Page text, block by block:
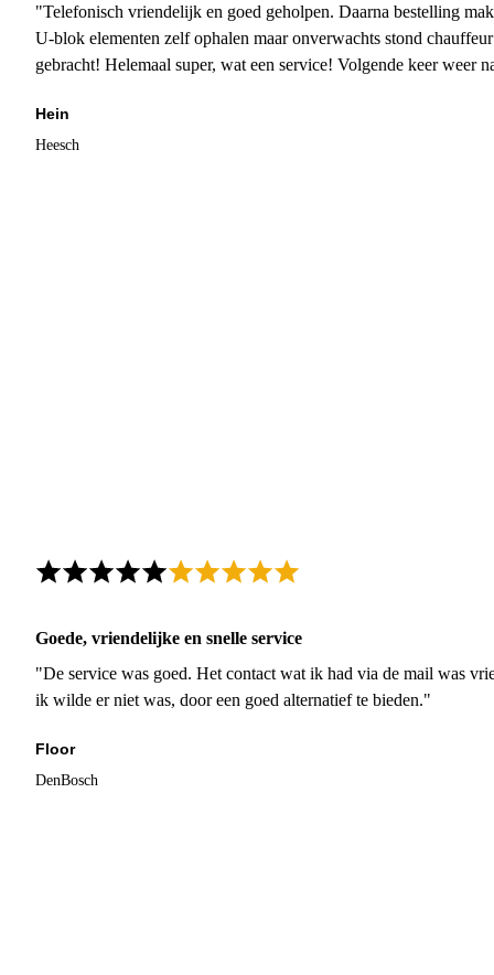
"Telefonisch vriendelijk en goed geholpen. Daarna bestelling
U-blok elementen zelf ophalen maar onverwachts stond
gebracht! Helemaal super, wat een service! Volgende keer weer
Hein
Heesch
Goede, vriendelijke en snelle service
"De service was goed. Het contact wat ik had via de mail was
ik wilde er niet was, door een goed alternatief te bieden."
Floor
DenBosch